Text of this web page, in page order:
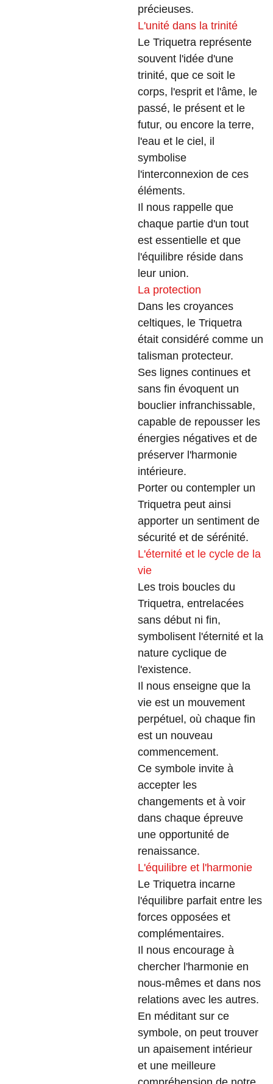
précieuses.
L'unité dans la trinité
Le Triquetra représente
souvent l'idée d'une
trinité, que ce soit le
corps, l'esprit et l'âme, le
passé, le présent et le
futur, ou encore la terre,
l'eau et le ciel, il
symbolise
l'interconnexion de ces
éléments.
Il nous rappelle que
chaque partie d'un tout
est essentielle et que
l'équilibre réside dans
leur union.
La protection
Dans les croyances
celtiques, le Triquetra
était considéré comme un
talisman protecteur.
Ses lignes continues et
sans fin évoquent un
bouclier infranchissable,
capable de repousser les
énergies négatives et de
préserver l'harmonie
intérieure.
Porter ou contempler un
Triquetra peut ainsi
apporter un sentiment de
sécurité et de sérénité.
L'éternité et le cycle de la
vie
Les trois boucles du
Triquetra, entrelacées
sans début ni fin,
symbolisent l'éternité et la
nature cyclique de
l'existence.
Il nous enseigne que la
vie est un mouvement
perpétuel, où chaque fin
est un nouveau
commencement.
Ce symbole invite à
accepter les
changements et à voir
dans chaque épreuve
une opportunité de
renaissance.
L'équilibre et l'harmonie
Le Triquetra incarne
l'équilibre parfait entre les
forces opposées et
complémentaires.
Il nous encourage à
chercher l'harmonie en
nous-mêmes et dans nos
relations avec les autres.
En méditant sur ce
symbole, on peut trouver
un apaisement intérieur
et une meilleure